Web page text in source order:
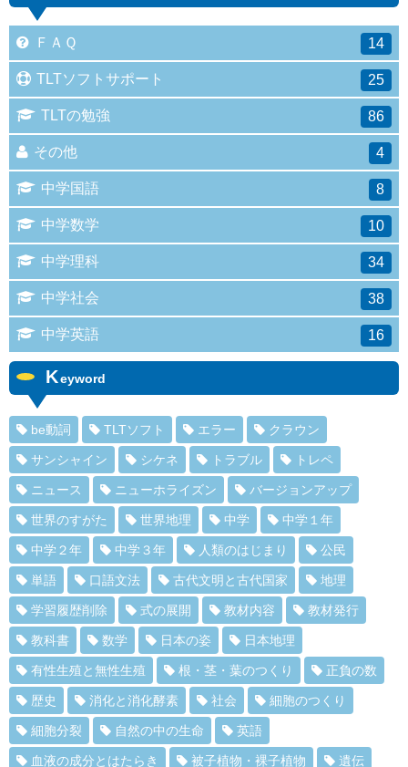
ＦＡＱ 14
TLTソフトサポート 25
TLTの勉強 86
その他 4
中学国語 8
中学数学 10
中学理科 34
中学社会 38
中学英語 16
Keyword
be動詞 TLTソフト エラー クラウン
サンシャイン シケネ トラブル トレペ
ニュース ニューホライズン バージョンアップ
世界のすがた 世界地理 中学 中学１年
中学２年 中学３年 人類のはじまり 公民
単語 口語文法 古代文明と古代国家 地理
学習履歴削除 式の展開 教材内容 教材発行
教科書 数学 日本の姿 日本地理
有性生殖と無性生殖 根・茎・葉のつくり 正負の数
歴史 消化と消化酵素 社会 細胞のつくり
細胞分裂 自然の中の生命 英語
血液の成分とはたらき 被子植物・裸子植物 遺伝